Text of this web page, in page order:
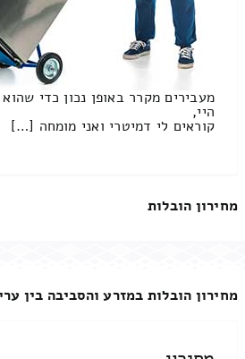
מעבירים מקרר באופן נכון כדי
היי,
קוראים לי דמיטרי ואני מומחה […]
מחירון הובלות
מחירון הובלות במזרע והסביבה בין